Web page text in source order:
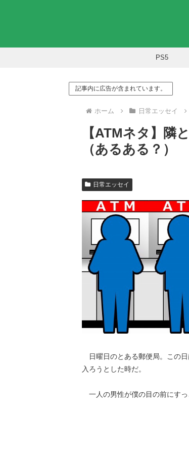
PS5
記事内に広告が含まれています。
ホーム 日常エッセイ
【ATMネタ】隣
（あるある？）
日常エッセイ
日曜日のとある郵便局。この
入ろうとした時だ。
一人の男性が僕の目の前にすっ